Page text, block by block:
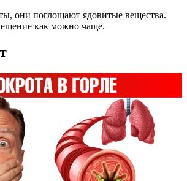
они поглощают ядовитые вещества.
как можно чаще.